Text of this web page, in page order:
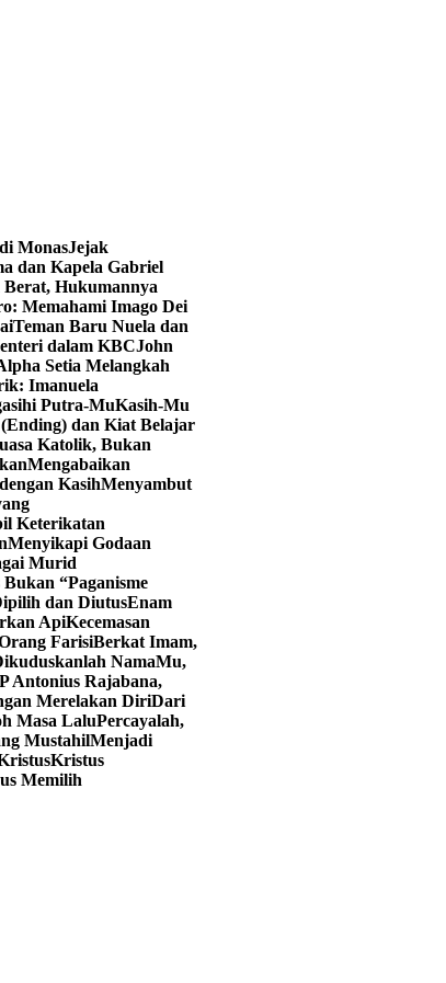
MonasJejak
dan Kapela Gabriel
Berat, Hukumannya
Memahami Imago Dei
Teman Baru Nuela dan
dalam KBCJohn
Setia Melangkah
Imanuela
Putra-MuKasih-Mu
dan Kiat Belajar
Katolik, Bukan
Mengabaikan
KasihMenyambut
Keterikatan
Menyikapi Godaan
Murid
“Paganisme
dan DiutusEnam
ApiKecemasan
FarisiBerkat Imam,
NamaMu,
Antonius Rajabana,
Merelakan DiriDari
Masa LaluPercayalah,
MustahilMenjadi
Kristus
Memilih